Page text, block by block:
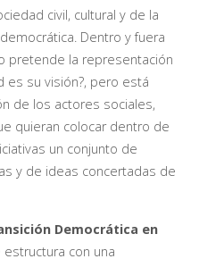
civil, cultural y de la
Dentro y fuera
pretende la representación
es su visión?, pero está
de los actores sociales,
quieran colocar dentro de
un conjunto de
y de ideas concertadas de
Democrática en
con una